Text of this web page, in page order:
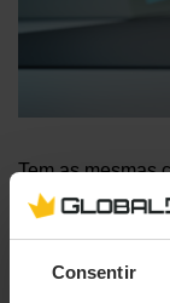
Consentir
Tem as mesmas
Minus. O